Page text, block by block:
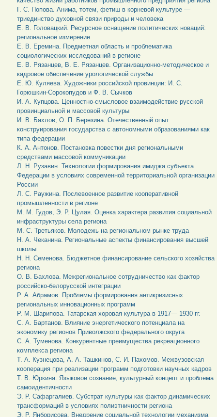
Г. С. Попова. Анима, тотем, фетиш в корневой культуре —
триединство духовной связи природы и человека
Е. В. Головацкий. Ресурсное оснащение политических новаций:
региональное измерение
Е. В. Еремина. Предметная область и проблематика
социологических исследований в регионе
Е. В. Рязанцев, В. Е. Рязанцев. Организационно-методическое и
кадровое обеспечение урологической службы
Е. Ю. Куляева. Художники российской провинции: И. С.
Горюшкин-Сорокопудов и Ф. В. Сычков
И. А. Купцова. Ценностно-смысловое взаимодействие русской
провинциальной и массовой культуры
И. В. Бахлов, О. П. Березина. Отечественный опыт
конструирования государства с автономными образованиями как
типа федерации
К. А. Антонов. Постановка повестки дня региональными
средствами массовой коммуникации
Л. Н. Рузавин. Технологии формирования имиджа субъекта
Федерации в условиях современной территориальной организации
России
Л. С. Раужина. Послевоенное развитие кооперативной
промышленности в регионе
М. М. Гудов, Э. Р. Цулая. Оценка характера развития социальной
инфраструктуры села региона
М. С. Третьяков. Молодежь на региональном рынке труда
Н. А. Чеканина. Региональные аспекты финансирования высшей
школы
Н. Н. Семенова. Бюджетное финансирование сельского хозяйства
региона
О. В. Бахлова. Межрегиональное сотрудничество как фактор
российско-белорусской интеграции
Р. А. Абрамов. Проблемы формирования антикризисных
региональных инновационных программ
Р. М. Шарипова. Татарская хоровая культура в 1917— 1930 гг.
С. А. Бартанов. Влияние энергетического потенциала на
экономику регионов Приволжского федерального округа
С. А. Туменова. Конкурентные преимущества рекреационного
комплекса региона
Т. А. Кузнецова, А. А. Ташкинов, С. И. Пахомов. Межвузовская
кооперация при реализации программ подготовки научных кадров
Т. В. Юркина. Языковое сознание, культурный концепт и проблема
самоидентичности
Э. Р. Сафаргалиев. Субстрат культуры как фактор динамических
трансформаций в условиях полиэтничности региона
Э. Р. Янборисова. Внедрение социальной технологии механизма